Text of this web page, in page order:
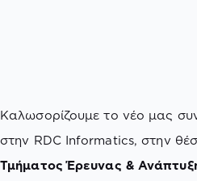
Καλωσορίζουμε το νέο μας
στην RDC Informatics, στην
Τμήματος Έρευνας &